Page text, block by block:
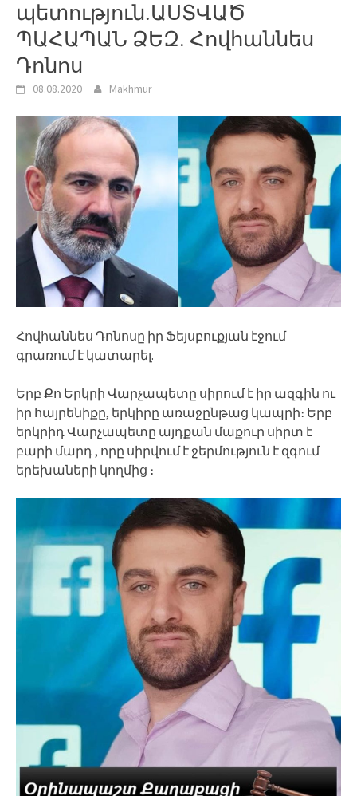
պետություն.ԱՍՏՎԱԾ
ՊԱՀԱՊԱՆ ՁԵԶ. Հովհաննես
Դոնոս
08.08.2020 Makhmur
Հովհաննես Դոնոսը իր Ֆեյսբուքյան էջում
գրառում է կատարել.
Երբ Քո Երկրի Վարչապետը սիրում է իր ազգին ու
իր հայրենիքը, երկիրը առաջընթաց կապրի։ Երբ
երկրիդ Վարչապետը այդքան մաքուր սիրտ է
բարի մարդ , որը սիրվում է ջերմություն է զգում
երեխաների կողմից ։